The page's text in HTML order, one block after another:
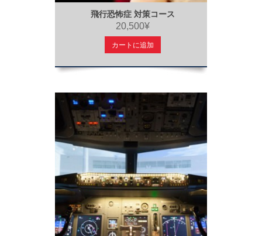
飛行恐怖症 対策コース
20,500¥
カートに追加